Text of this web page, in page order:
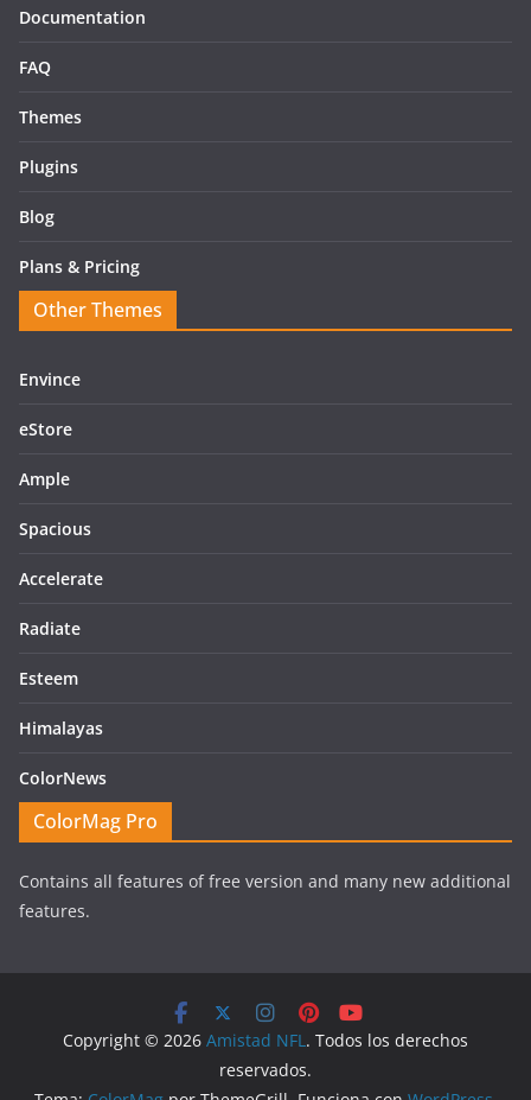
Documentation
FAQ
Themes
Plugins
Blog
Plans & Pricing
Other Themes
Envince
eStore
Ample
Spacious
Accelerate
Radiate
Esteem
Himalayas
ColorNews
ColorMag Pro
Contains all features of free version and many new additional
features.
Copyright © 2026 Amistad NFL. Todos los derechos
reservados.